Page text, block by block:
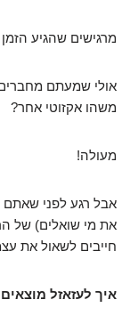
מרגישים שהגיע
אולי שמעתם מחברים
משהו אקזוטי אחר?
מעולה!
אבל רגע לפני שאתם
את מי שואלים) של
חייבים לשאול את
איך לעזאזל